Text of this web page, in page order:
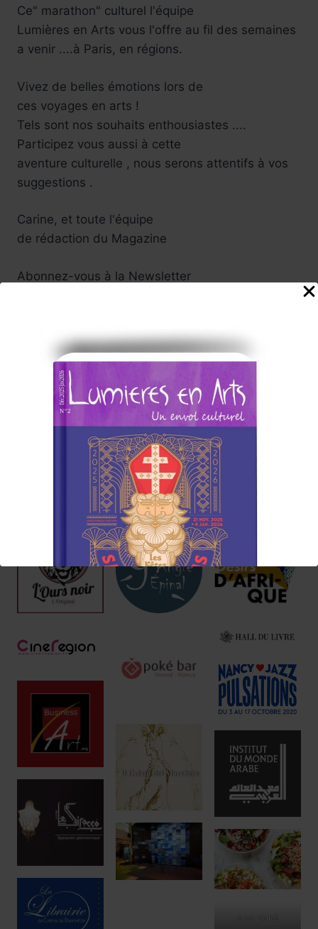
Ce" marathon" culturel l'équipe
Lumières en Arts vous l'offre au fil des semaines
a venir ....à Paris, en régions.
Vivez de belles émotions lors de
ces voyages en arts !
Tels sont nos souhaits enthousiastes ....
Participez vous aussi à cette
aventure culturelle , nous serons attentifs à vos
suggestions .
Carine, et toute l'équipe
de rédaction du Magazine
Abonnez-vous à la Newsletter
www.lumieresenarts.fr
@lumieresenartsofficiel
« DEMANDEZ LE PROGRAMME »
Chaque mois la rédaction de Lumières en Arts vous proposera
une sélection
d'albums/films/livres/expos/événements coup de cœur à
consommer sans modération, ici et/ou
ailleurs !
Nos Annonceurs !
ono poké